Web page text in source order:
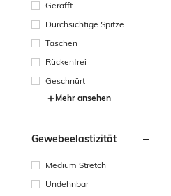
Gerafft
Durchsichtige Spitze
Taschen
Rückenfrei
Geschnürt
Mehr ansehen
Gewebeelastizität
Medium Stretch
Undehnbar